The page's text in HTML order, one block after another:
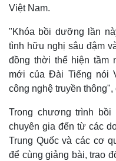
Việt Nam.
"Khóa bồi dưỡng lần
tình hữu nghị sâu đậm
đồng thời thể hiện tầm
mới của Đài Tiếng nói
công nghệ truyền
Trong chương trình
chuyên gia đến từ các
Trung Quốc và các cơ
để cùng giảng bài, trao